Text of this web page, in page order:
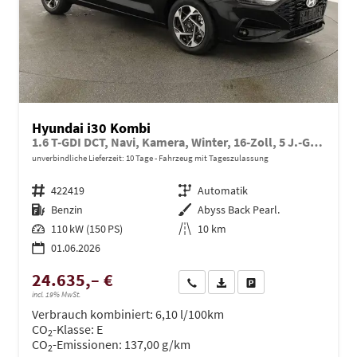
Hyundai i30 Kombi
1.6 T-GDI DCT, Navi, Kamera, Winter, 16-Zoll, 5 J.-Garantie
unverbindliche Lieferzeit: 10 Tage Fahrzeug mit Tageszulassung
Fahrzeugnr. 422419 Getriebe Automatik
Kraftstoff Benzin Außenfarbe Abyss Back Pearl.
Leistung 110 kW (150 PS) Kilometerstand 10 km
01.06.2026
24.635,– €
incl. 19% MwSt.
Wir rufen Sie anPDF-Datei, Fahrzeugexposé
Verbrauch kombiniert: 6,10 l/100km
CO2-Klasse: E
CO2-Emissionen: 137,00 g/km